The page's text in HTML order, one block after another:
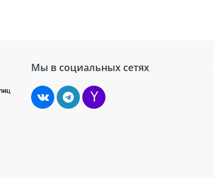
Мы в социальных сетях